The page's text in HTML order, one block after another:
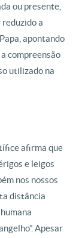
ou presente,
reduzido a
apontando
compreensão
utilizado na
afirma que
e leigos
nos nossos
distância
Apesar